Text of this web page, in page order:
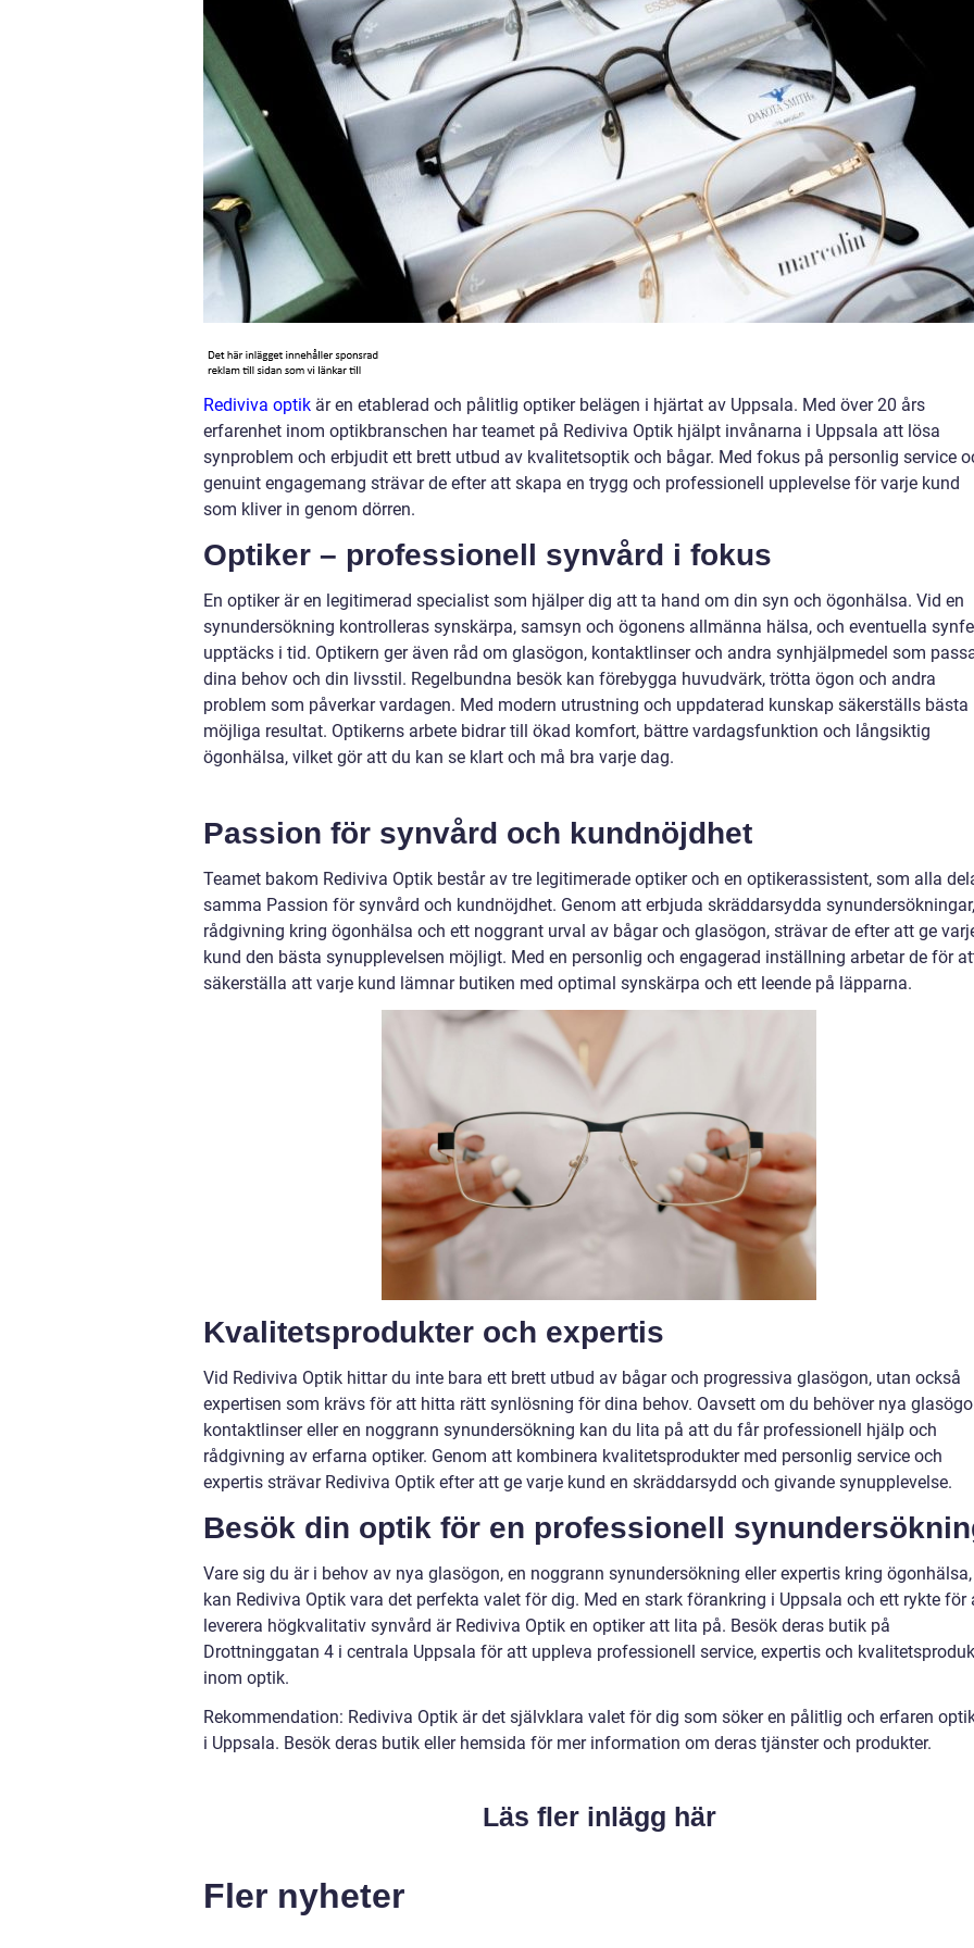
Rediviva optik är en etablerad och pålitlig optiker belägen i hjärtat av Uppsala. Med över 20 års
erfarenhet inom optikbranschen har teamet på Rediviva Optik hjälpt invånarna i Uppsala att lösa
synproblem och erbjudit ett brett utbud av kvalitetsoptik och bågar. Med fokus på personlig service
genuint engagemang strävar de efter att skapa en trygg och professionell upplevelse för varje kund
som kliver in genom dörren.
Optiker – professionell synvård i fokus
En optiker är en legitimerad specialist som hjälper dig att ta hand om din syn och ögonhälsa. Vid en
synundersökning kontrolleras synskärpa, samsyn och ögonens allmänna hälsa, och eventuella
upptäcks i tid. Optikern ger även råd om glasögon, kontaktlinser och andra synhjälpmedel som
dina behov och din livsstil. Regelbundna besök kan förebygga huvudvärk, trötta ögon och andra
problem som påverkar vardagen. Med modern utrustning och uppdaterad kunskap säkerställs bästa
möjliga resultat. Optikerns arbete bidrar till ökad komfort, bättre vardagsfunktion och långsiktig
ögonhälsa, vilket gör att du kan se klart och må bra varje dag.
Passion för synvård och kundnöjdhet
Teamet bakom Rediviva Optik består av tre legitimerade optiker och en optikerassistent, som alla
samma Passion för synvård och kundnöjdhet. Genom att erbjuda skräddarsydda synundersökningar,
rådgivning kring ögonhälsa och ett noggrant urval av bågar och glasögon, strävar de efter att ge
kund den bästa synupplevelsen möjligt. Med en personlig och engagerad inställning arbetar de för
säkerställa att varje kund lämnar butiken med optimal synskärpa och ett leende på läpparna.
Kvalitetsprodukter och expertis
Vid Rediviva Optik hittar du inte bara ett brett utbud av bågar och progressiva glasögon, utan också
expertisen som krävs för att hitta rätt synlösning för dina behov. Oavsett om du behöver nya
kontaktlinser eller en noggrann synundersökning kan du lita på att du får professionell hjälp och
rådgivning av erfarna optiker. Genom att kombinera kvalitetsprodukter med personlig service och
expertis strävar Rediviva Optik efter att ge varje kund en skräddarsydd och givande synupplevelse.
Besök din optik för en professionell
Vare sig du är i behov av nya glasögon, en noggrann synundersökning eller expertis kring
kan Rediviva Optik vara det perfekta valet för dig. Med en stark förankring i Uppsala och ett rykte för
leverera högkvalitativ synvård är Rediviva Optik en optiker att lita på. Besök deras butik på
Drottninggatan 4 i centrala Uppsala för att uppleva professionell service, expertis och
inom optik.
Rekommendation: Rediviva Optik är det självklara valet för dig som söker en pålitlig och erfaren
i Uppsala. Besök deras butik eller hemsida för mer information om deras tjänster och produkter.
Läs fler inlägg här
Fler nyheter